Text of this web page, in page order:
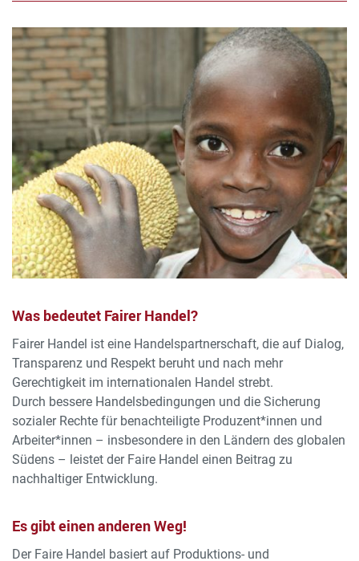
Was bedeutet Fairer Handel?
Fairer Handel ist eine Handelspartnerschaft, die auf Dialog,
Transparenz und Respekt beruht und nach mehr
Gerechtigkeit im internationalen Handel strebt.
Durch bessere Handelsbedingungen und die Sicherung
sozialer Rechte für benachteiligte Produzent*innen und
Arbeiter*innen – insbesondere in den Ländern des globalen
Südens – leistet der Faire Handel einen Beitrag zu
nachhaltiger Entwicklung.
Es gibt einen anderen Weg!
Der Faire Handel basiert auf Produktions- und